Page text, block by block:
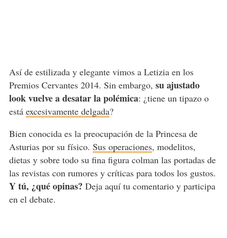
Así de estilizada y elegante vimos a Letizia en los
Premios Cervantes 2014. Sin embargo, su ajustado
look vuelve a desatar la polémica: ¿tiene un tipazo o
está excesivamente delgada?
Bien conocida es la preocupación de la Princesa de
Asturias por su físico. Sus operaciones, modelitos,
dietas y sobre todo su fina figura colman las portadas de
las revistas con rumores y críticas para todos los gustos.
Y tú, ¿qué opinas? Deja aquí tu comentario y participa
en el debate.